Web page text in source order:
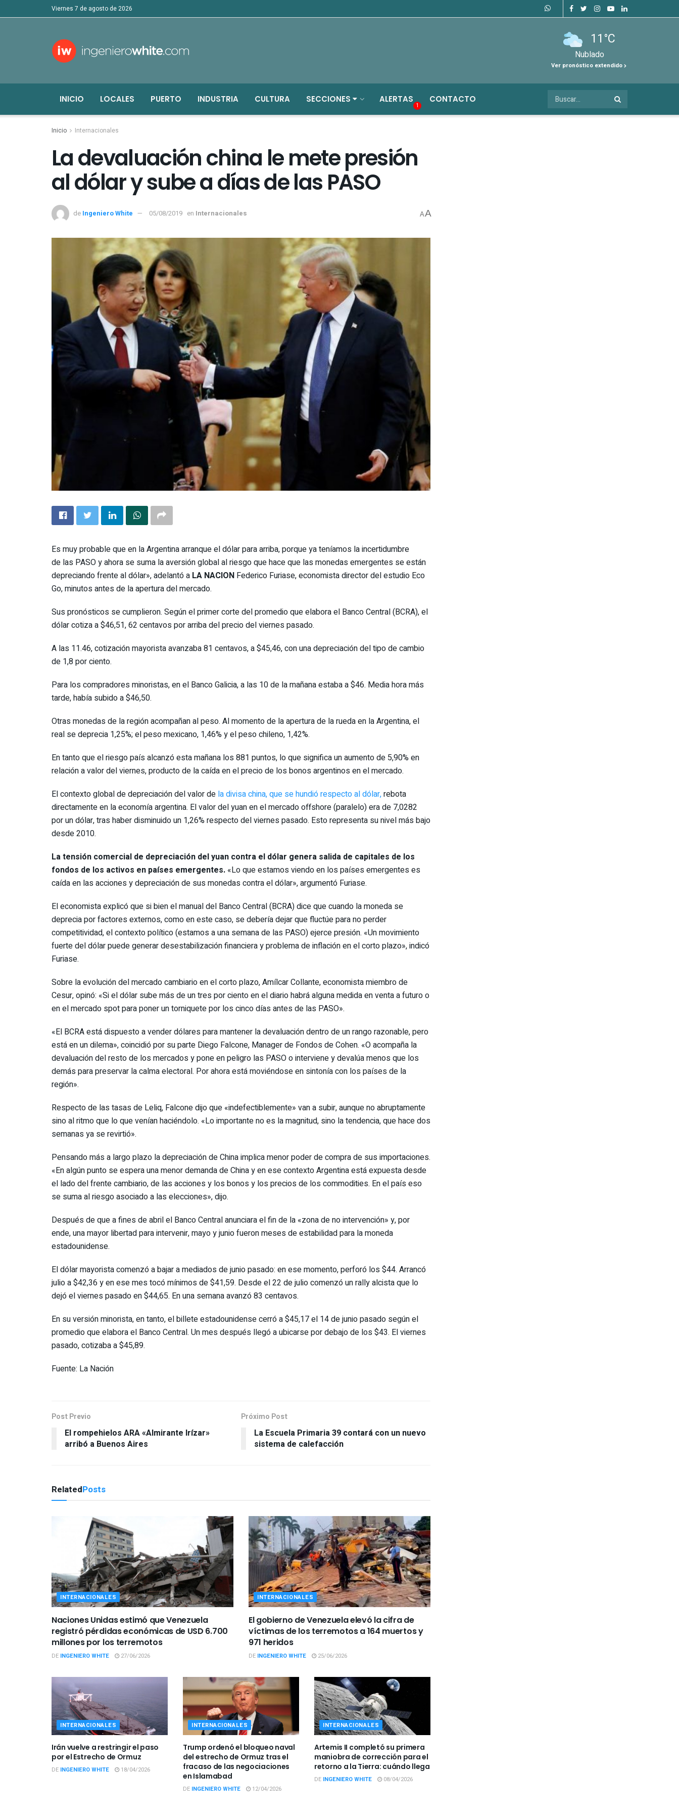
viernes 7 de agosto de 2026
11°C
Nublado
Ver pronóstico extendido
INICIO LOCALES PUERTO INDUSTRIA CULTURA SECCIONES ALERTAS
1
CONTACTO
Inicio Internacionales
La devaluación china le mete presión
al dólar y sube a días de las PASO
de Ingeniero White 05/08/2019 en Internacionales AA
Es muy probable que en la Argentina arranque el dólar para arriba, porque ya teníamos la incertidumbre
de las PASO y ahora se suma la aversión global al riesgo que hace que las monedas emergentes se están
depreciando frente al dólar», adelantó a LA NACION Federico Furiase, economista director del estudio Eco
Go, minutos antes de la apertura del mercado.
Sus pronósticos se cumplieron. Según el primer corte del promedio que elabora el Banco Central (BCRA), el
dólar cotiza a $46,51, 62 centavos por arriba del precio del viernes pasado.
A las 11.46, cotización mayorista avanzaba 81 centavos, a $45,46, con una depreciación del tipo de cambio
de 1,8 por ciento.
Para los compradores minoristas, en el Banco Galicia, a las 10 de la mañana estaba a $46. Media hora más
tarde, había subido a $46,50.
Otras monedas de la región acompañan al peso. Al momento de la apertura de la rueda en la Argentina, el
real se deprecia 1,25%; el peso mexicano, 1,46% y el peso chileno, 1,42%.
En tanto que el riesgo país alcanzó esta mañana los 881 puntos, lo que significa un aumento de 5,90% en
relación a valor del viernes, producto de la caída en el precio de los bonos argentinos en el mercado.
El contexto global de depreciación del valor de la divisa china, que se hundió respecto al dólar,rebota
directamente en la economía argentina. El valor del yuan en el mercado offshore (paralelo) era de 7,0282
por un dólar, tras haber disminuido un 1,26% respecto del viernes pasado. Esto representa su nivel más bajo
desde 2010.
La tensión comercial de depreciación del yuan contra el dólar genera salida de capitales de los
fondos de los activos en países emergentes. «Lo que estamos viendo en los países emergentes es
caída en las acciones y depreciación de sus monedas contra el dólar», argumentó Furiase.
El economista explicó que si bien el manual del Banco Central (BCRA) dice que cuando la moneda se
deprecia por factores externos, como en este caso, se debería dejar que fluctúe para no perder
competitividad, el contexto político (estamos a una semana de las PASO) ejerce presión. «Un movimiento
fuerte del dólar puede generar desestabilización financiera y problema de inflación en el corto plazo», indicó
Furiase.
Sobre la evolución del mercado cambiario en el corto plazo, Amílcar Collante, economista miembro de
Cesur, opinó: «Si el dólar sube más de un tres por ciento en el diario habrá alguna medida en venta a futuro o
en el mercado spot para poner un torniquete por los cinco días antes de las PASO».
«El BCRA está dispuesto a vender dólares para mantener la devaluación dentro de un rango razonable, pero
está en un dilema», coincidió por su parte Diego Falcone, Manager de Fondos de Cohen. «O acompaña la
devaluación del resto de los mercados y pone en peligro las PASO o interviene y devalúa menos que los
demás para preservar la calma electoral. Por ahora está moviéndose en sintonía con los países de la
región».
Respecto de las tasas de Leliq, Falcone dijo que «indefectiblemente» van a subir, aunque no abruptamente
sino al ritmo que lo que venían haciéndolo. «Lo importante no es la magnitud, sino la tendencia, que hace dos
semanas ya se revirtió».
Pensando más a largo plazo la depreciación de China implica menor poder de compra de sus importaciones.
«En algún punto se espera una menor demanda de China y en ese contexto Argentina está expuesta desde
el lado del frente cambiario, de las acciones y los bonos y los precios de los commodities. En el país eso
se suma al riesgo asociado a las elecciones», dijo.
Después de que a fines de abril el Banco Central anunciara el fin de la «zona de no intervención» y, por
ende, una mayor libertad para intervenir, mayo y junio fueron meses de estabilidad para la moneda
estadounidense.
El dólar mayorista comenzó a bajar a mediados de junio pasado: en ese momento, perforó los $44. Arrancó
julio a $42,36 y en ese mes tocó mínimos de $41,59. Desde el 22 de julio comenzó un rally alcista que lo
dejó el viernes pasado en $44,65. En una semana avanzó 83 centavos.
En su versión minorista, en tanto, el billete estadounidense cerró a $45,17 el 14 de junio pasado según el
promedio que elabora el Banco Central. Un mes después llegó a ubicarse por debajo de los $43. El viernes
pasado, cotizaba a $45,89.
Fuente: La Nación
Post Previo
El rompehielos ARA «Almirante Irízar»
arribó a Buenos Aires
Próximo Post
La Escuela Primaria 39 contará con un nuevo
sistema de calefacción
RelatedPosts
INTERNACIONALES
Naciones Unidas estimó que Venezuela
registró pérdidas económicas de USD 6.700
millones por los terremotos
DE INGENIERO WHITE 27/06/2026
INTERNACIONALES
El gobierno de Venezuela elevó la cifra de
víctimas de los terremotos a 164 muertos y
971 heridos
DE INGENIERO WHITE 25/06/2026
INTERNACIONALES
Irán vuelve a restringir el paso
por el Estrecho de Ormuz
DE INGENIERO WHITE 18/04/2026
INTERNACIONALES
Trump ordenó el bloqueo naval
del estrecho de Ormuz tras el
fracaso de las negociaciones
en Islamabad
DE INGENIERO WHITE 12/04/2026
INTERNACIONALES
Artemis II completó su primera
maniobra de corrección para el
retorno a la Tierra: cuándo llega
DE INGENIERO WHITE 08/04/2026